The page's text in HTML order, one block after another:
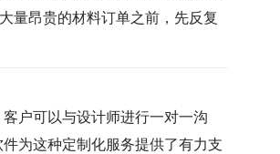
量昂贵的材料订单之前，先反复
户可以与设计师进行一对一沟
件为这种定制化服务提供了有力支